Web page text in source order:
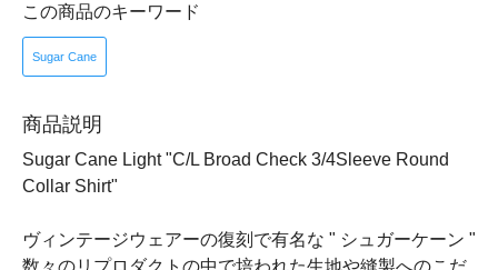
この商品のキーワード
Sugar Cane
商品説明
Sugar Cane Light "C/L Broad Check 3/4Sleeve Round
Collar Shirt"
ヴィンテージウェアーの復刻で有名な " シュガーケーン "
数々のリプロダクトの中で培われた生地や縫製へのこだ